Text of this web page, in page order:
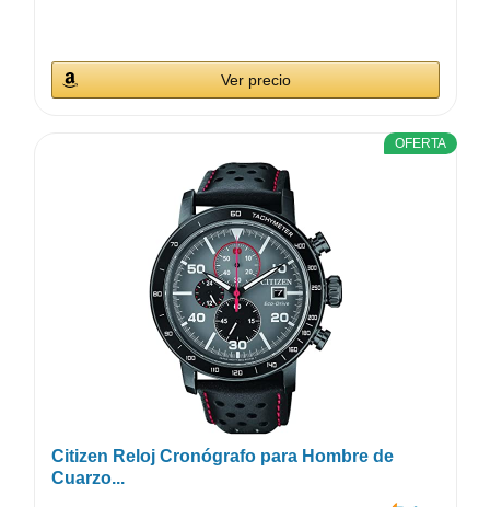
Ver precio
OFERTA
Citizen Reloj Cronógrafo para Hombre de
Cuarzo...